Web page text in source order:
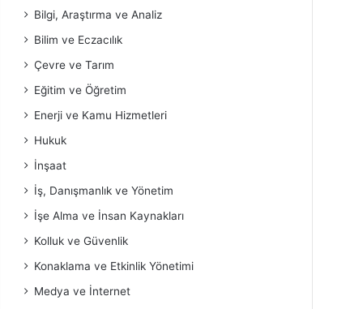
Bilgi, Araştırma ve Analiz
Bilim ve Eczacılık
Çevre ve Tarım
Eğitim ve Öğretim
Enerji ve Kamu Hizmetleri
Hukuk
İnşaat
İş, Danışmanlık ve Yönetim
İşe Alma ve İnsan Kaynakları
Kolluk ve Güvenlik
Konaklama ve Etkinlik Yönetimi
Medya ve İnternet